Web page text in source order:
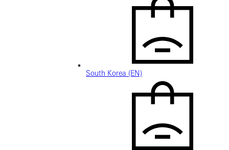
South Korea (EN)